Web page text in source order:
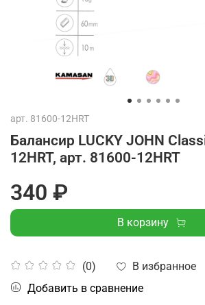
арт. 81600-12HRT
Балансир LUCKY JOHN
12HRT, арт. 81600-12HRT
(0)
В избранное
Добавить в сравнение
340 ₽
В корзину